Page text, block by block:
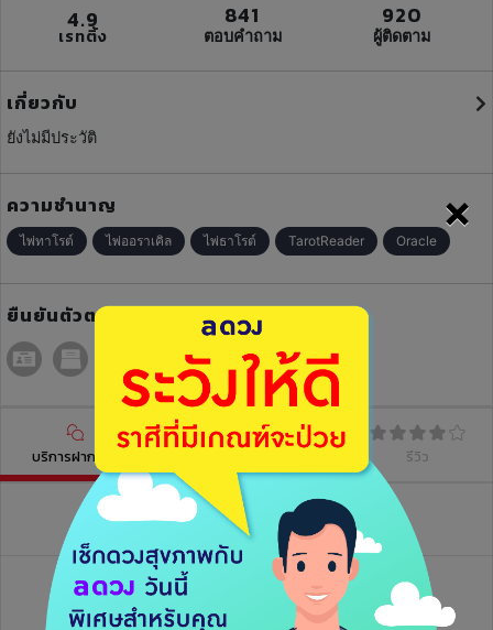
×
4.9
เรทติ้ง
841
ตอบคำถาม
920
ผู้ติดตาม
เกี่ยวกับ
ยังไม่มีประวัติ
ความชำนาญ
ไพ่ทาโรต์ ไพ่ออราเคิล ไพ่ธาโรต์ TarotReader Oracle
ยืนยันตัวตน
บริการฝากดวง รีวิว
วิดีโอไลฟ์ย้อนหลัง